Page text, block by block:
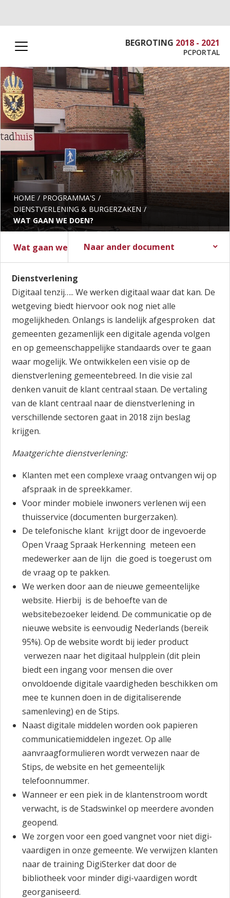
BEGROTING 2018 - 2021
PCPORTAL
HOME
PROGRAMMA'S
DIENSTVERLENING & BURGERZAKEN
WAT GAAN WE DOEN?
Naar ander document
Wat gaan we doen?
Dienstverlening
Digitaal tenzij….. We werken digitaal waar dat kan. De
wetgeving biedt hiervoor ook nog niet alle
mogelijkheden. Onlangs is landelijk afgesproken dat
gemeenten gezamenlijk een digitale agenda volgen
en op gemeenschappelijke standaards over te gaan
waar mogelijk. We ontwikkelen een visie op de
dienstverlening gemeentebreed. In die visie zal
denken vanuit de klant centraal staan. De vertaling
van de klant centraal naar de dienstverlening in
verschillende sectoren gaat in 2018 zijn beslag
krijgen.
Maatgerichte dienstverlening:
Klanten met een complexe vraag ontvangen wij op
afspraak in de spreekkamer.
Voor minder mobiele inwoners verlenen wij een
thuisservice (documenten burgerzaken).
De telefonische klant krijgt door de ingevoerde
Open Vraag Spraak Herkenning meteen een
medewerker aan de lijn die goed is toegerust om
de vraag op te pakken.
We werken door aan de nieuwe gemeentelijke
website. Hierbij is de behoefte van de
websitebezoeker leidend. De communicatie op de
nieuwe website is eenvoudig Nederlands (bereik
95%). Op de website wordt bij ieder product
verwezen naar het digitaal hulpplein(dit plein
biedt een ingang voor mensen die over
onvoldoende digitale vaardigheden beschikken om
mee te kunnen doen in de digitaliserende
samenleving) en de Stips.
Naast digitale middelen worden ook papieren
communicatiemiddelen ingezet. Op alle
aanvraagformulieren wordt verwezen naar de
Stips, de website en het gemeentelijk
telefoonnummer.
Wanneer er een piek in de klantenstroom wordt
verwacht, is de Stadswinkel op meerdere avonden
geopend.
We zorgen voor een goed vangnet voor niet digi-
vaardigen in onze gemeente. We verwijzen klanten
naar de training DigiSterker dat door de
bibliotheek voor minder digi-vaardigen wordt
georganiseerd.